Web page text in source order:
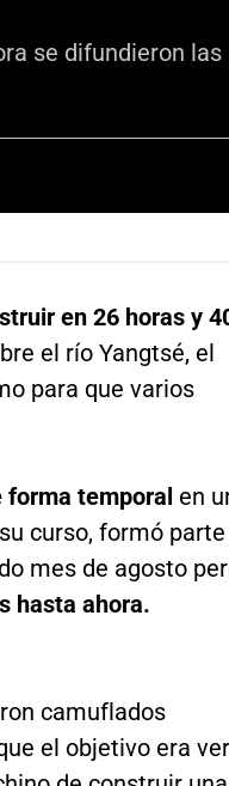
se difundieron las
en 26 horas y
el río Yangtsé, el
para que varios
forma temporal en
curso, formó parte
mes de agosto
hasta ahora.
camuflados
el objetivo era ver